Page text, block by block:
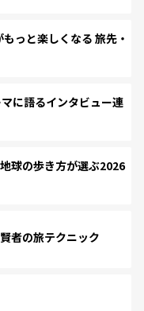
っと楽しくなる 旅先・
に語るインタビュー連
球の歩き方が選ぶ2026
者の旅テクニック